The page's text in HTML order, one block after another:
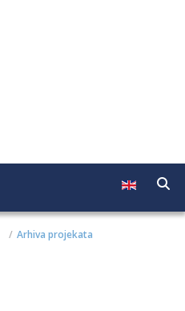
Arhiva projekata